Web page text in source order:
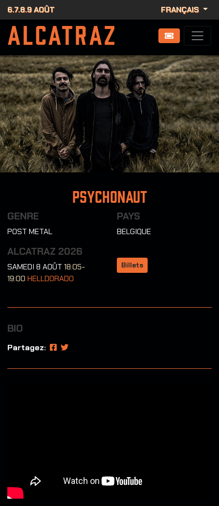
6.7.8.9 AOÛT FRANÇAIS
Psychonaut
GENRE
POST METAL
PAYS
BELGIQUE
ALCATRAZ 2026
SAMEDI 8 AOÛT 18:05-
19:00 HELLDORADO
Billets
BIO
Partagez: